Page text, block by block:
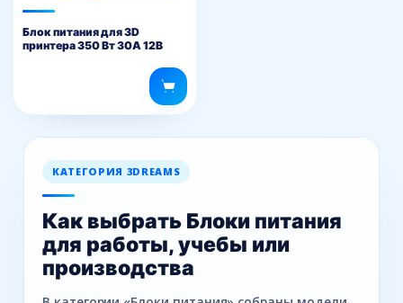
Блок питания для 3D
принтера 350 Вт 30А 12В
КАТЕГОРИЯ 3DREAMS
Как выбрать Блоки питания
для работы, учебы или
производства